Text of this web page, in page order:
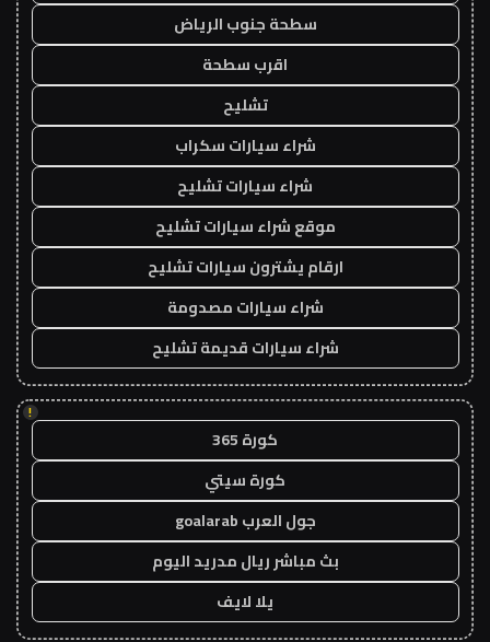
سطحة جنوب الرياض
اقرب سطحة
تشليح
شراء سيارات سكراب
شراء سيارات تشليح
موقع شراء سيارات تشليح
ارقام يشترون سيارات تشليح
شراء سيارات مصدومة
شراء سيارات قديمة تشليح
!
كورة 365
كورة سيتي
جول العرب goalarab
بث مباشر ريال مدريد اليوم
يلا لايف